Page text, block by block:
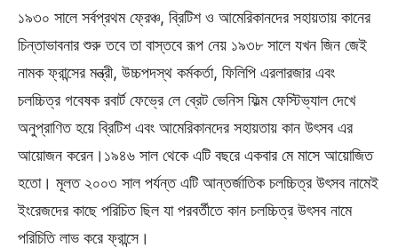
১৯৩০ সালে সর্বপ্রথম ফ্রেঞ্চ, ব্রিটিশ ও আমেরিকানদের সহায়তায় কানের
চিন্তাভাবনার শুরু তবে তা বাস্তবে রূপ নেয় ১৯৩৮ সালে যখন জিন জেই
নামক ফ্রান্সের মন্ত্রী, উচ্চপদস্থ কর্মকর্তা, ফিলিপি এরলারজার এবং
চলচ্চিত্র গবেষক রবার্ট ফেভ্রে লে ব্রেট ভেনিস ফিল্ম ফেস্টিভ্যাল দেখে
অনুপ্রাণিত হয়ে ব্রিটিশ এবং আমেরিকানদের সহায়তায় কান উৎসব এর
আয়োজন করেন।১৯৪৬ সাল থেকে এটি বছরে একবার মে মাসে আয়োজিত
হতো। মূলত ২০০৩ সাল পর্যন্ত এটি আন্তর্জাতিক চলচ্চিত্র উৎসব নামেই
ইংরেজদের কাছে পরিচিত ছিল যা পরবর্তীতে কান চলচ্চিত্র উৎসব নামে
পরিচিতি লাভ করে ফ্রান্সে।